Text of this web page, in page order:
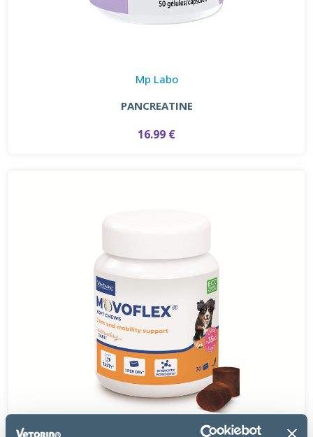
Mp Labo
PANCREATINE
16.99 €